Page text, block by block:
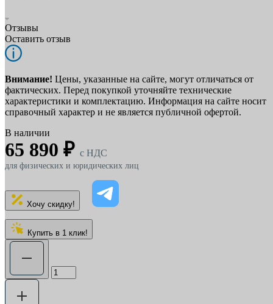
Отзывы
Оставить отзыв
Внимание! Цены, указанные на сайте, могут отличаться от
фактических. Перед покупкой уточняйте технические
характеристики и комплектацию. Информация на сайте носит
справочный характер и не является публичной офертой.
В наличии
65 890 ₽ c НДС
для физических и юридических лиц
Хочу скидку!
Купить в 1 клик!